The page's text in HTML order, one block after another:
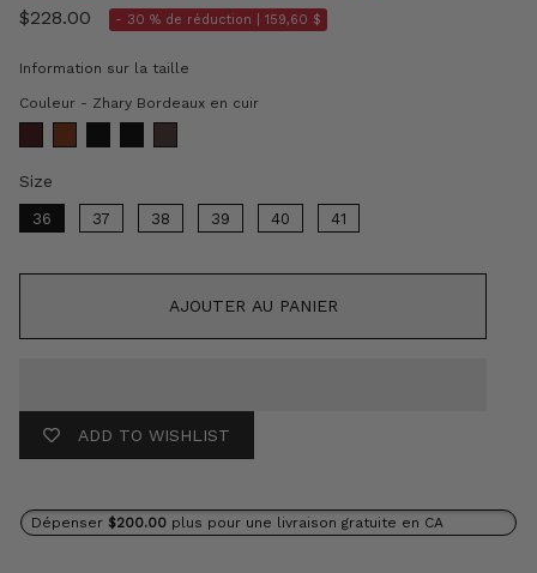
$228.00 - 30 % de réduction | 159,60 $
Information sur la taille
Couleur - Zhary Bordeaux en cuirCouleur
Size
36 37 38 39 40 41
AJOUTER AU PANIER
ADD TO WISHLIST
Dépenser $200.00 plus pour une livraison gratuite en CA